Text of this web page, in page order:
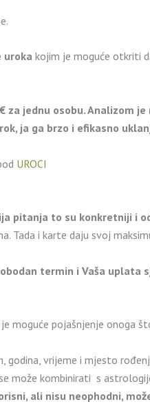
uroka kojim je moguće otkriti
jednu osobu. Analizom
ja ga brzo i efikasno
UROCI
pitanja to su konkretniji i
Tada i karte daju svoj
termin i Vaša uplata
moguće pojašnjenje onoga
vrijeme i mjesto
može kombinirati s
ali nisu neophodni,